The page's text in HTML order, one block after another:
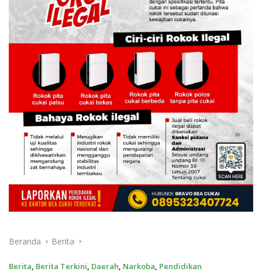
Beranda Berita
Berita, Berita Terkini, Daerah, Narkoba, Pendidikan